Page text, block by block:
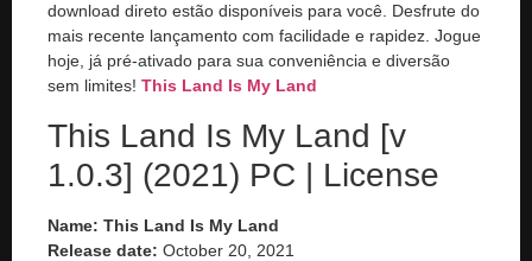
download direto estão disponíveis para você. Desfrute do
mais recente lançamento com facilidade e rapidez. Jogue
hoje, já pré-ativado para sua conveniência e diversão
sem limites! This Land Is My Land
This Land Is My Land [v
1.0.3] (2021) PC | License
Name: This Land Is My Land
Release date: October 20, 2021